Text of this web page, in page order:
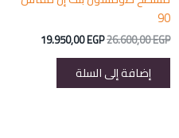
90
26.600,00EGP السعر
هو:
26.600,00 EGP.
19.950,00EGP
إضافة إلى السلة